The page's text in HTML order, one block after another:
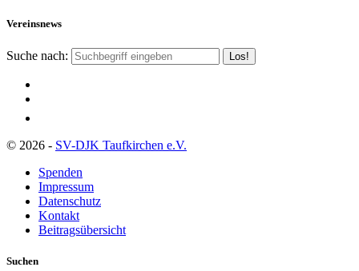
Vereinsnews
Suche nach:
© 2026 - SV-DJK Taufkirchen e.V.
Spenden
Impressum
Datenschutz
Kontakt
Beitragsübersicht
Suchen